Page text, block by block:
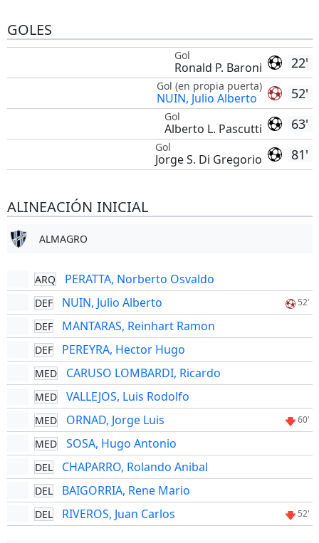
GOLES
22'
Gol
Ronald P. Baroni
52'
Gol (en propia puerta)
NUIN, Julio Alberto
63'
Gol
Alberto L. Pascutti
81'
Gol
Jorge S. Di Gregorio
ALINEACIÓN INICIAL
ALMAGRO
ARQ PERATTA, Norberto Osvaldo
DEF NUIN, Julio Alberto 52'
DEF MANTARAS, Reinhart Ramon
DEF PEREYRA, Hector Hugo
MED CARUSO LOMBARDI, Ricardo
MED VALLEJOS, Luis Rodolfo
MED ORNAD, Jorge Luis 60'
MED SOSA, Hugo Antonio
DEL CHAPARRO, Rolando Anibal
DEL BAIGORRIA, Rene Mario
DEL RIVEROS, Juan Carlos 52'